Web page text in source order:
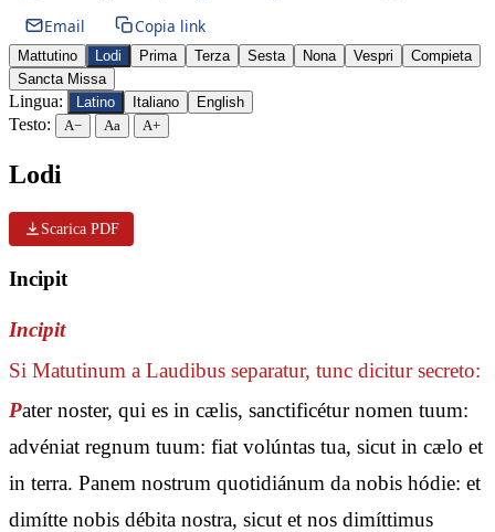
Email
Copia link
Mattutino Lodi Prima Terza Sesta Nona Vespri
Compieta
Sancta Missa
Lingua: Latino Italiano English
Testo: A− Aa A+
Lodi
Scarica PDF
Incipit
Incipit
Si Matutinum a Laudibus separatur, tunc dicitur secreto:
Pater noster, qui es in cælis, sanctificétur nomen tuum:
advéniat regnum tuum: fiat volúntas tua, sicut in cælo et
in terra. Panem nostrum quotidiánum da nobis hódie: et
dimítte nobis débita nostra, sicut et nos dimíttimus